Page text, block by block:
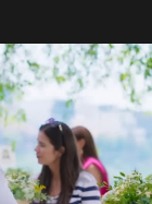
até encontrar o
já que dedica
estudando
da família a
uma